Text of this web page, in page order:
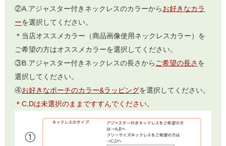
②A.アジャスター付きネックレスのカラーから お好きなカラ
ーを選択してください。
＊当店オススメカラー（商品画像使用ネックレスカラー）を
ご希望の方はオススメカラーを選択してください。
③B.アジャスター付きネックレスの長さから ご希望の長さ を
選択してください。
④お好きなポーチのカラー&ラッピングを選択してください。
＊C,Dは未選択のままですすんでください。